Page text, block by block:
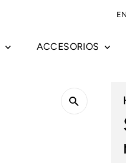
ACCESORIOS